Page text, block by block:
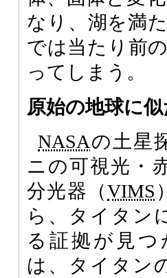
なり、湖を満
では当たり前
ってしまう。
原始の地球に
NASAの土星
ニの可視光・
分光器（VIMS
ら、タイタン
る証拠が見つ
は、タイタン